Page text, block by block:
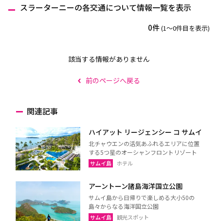
スラーターニーの各交通について情報一覧を表示
0件(1〜0件目を表示)
該当する情報がありません
前のページへ戻る
関連記事
ハイアット リージェンシー コ サムイ
北チャウエンの活気あふれるエリアに位置
する5つ星のオーシャンフロントリゾート
サムイ島 ホテル
アーントーン諸島海洋国立公園
サムイ島から日帰りで楽しめる大小50の
島々からなる海洋国立公園
サムイ島 観光スポット